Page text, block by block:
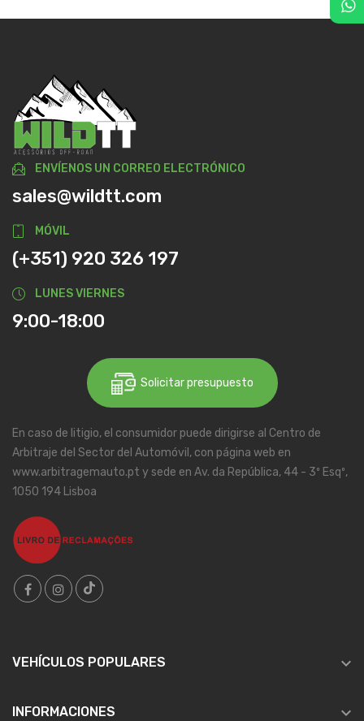
ENVÍENOS UN CORREO ELECTRÓNICO
sales@wildtt.com
MÓVIL
(+351) 920 326 197
LUNES VIERNES
9:00-18:00
Solicitar presupuesto
En caso de litigio, el consumidor puede dirigirse al Centro de
Arbitraje del Sector del Automóvil, con página web en
www.arbitragemauto.pt y sede en Av. da República, 44 - 3º Esqº,
1050 194 Lisboa
VEHÍCULOS POPULARES 
INFORMACIONES 